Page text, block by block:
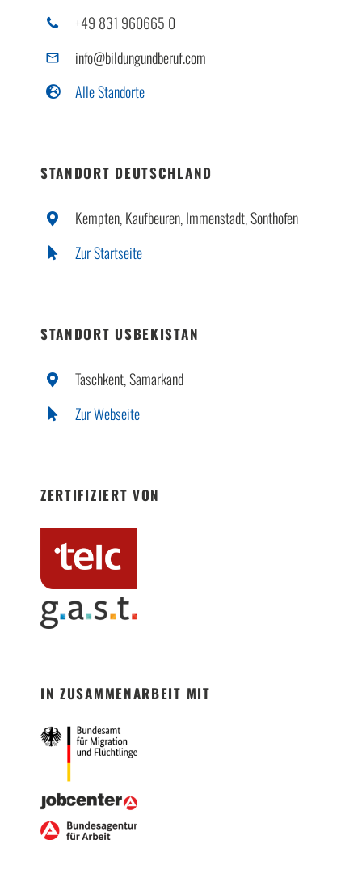
+49 831 960665 0
info@bildungundberuf.com
Alle Standorte
STANDORT DEUTSCHLAND
Kempten, Kaufbeuren, Immenstadt, Sonthofen
Zur Startseite
STANDORT USBEKISTAN
Taschkent, Samarkand
Zur Webseite
ZERTIFIZIERT VON
IN ZUSAMMENARBEIT MIT